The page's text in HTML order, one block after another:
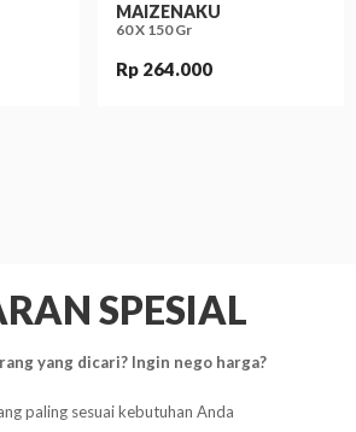
MAIZENAKU
60 X 150 Gr
Rp 264.000
SPESIAL
yang dicari? Ingin nego harga?
paling sesuai kebutuhan Anda